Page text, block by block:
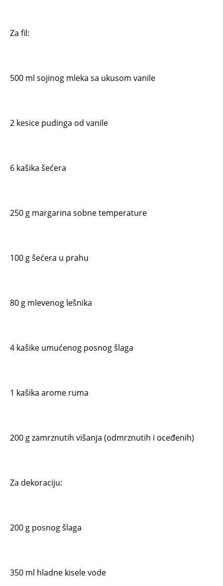
Za fil:
500 ml sojinog mleka sa ukusom vanile
2 kesice pudinga od vanile
6 kašika šećera
250 g margarina sobne temperature
100 g šećera u prahu
80 g mlevenog lešnika
4 kašike umućenog posnog šlaga
1 kašika arome ruma
200 g zamrznutih višanja (odmrznutih i oceđenih)
Za dekoraciju:
200 g posnog šlaga
350 ml hladne kisele vode